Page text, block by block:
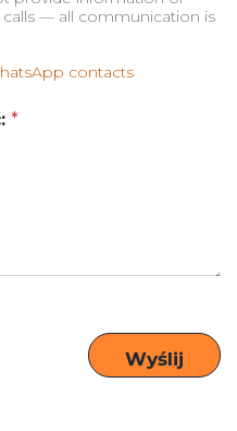
— all communication is
contacts
*
Wyślij